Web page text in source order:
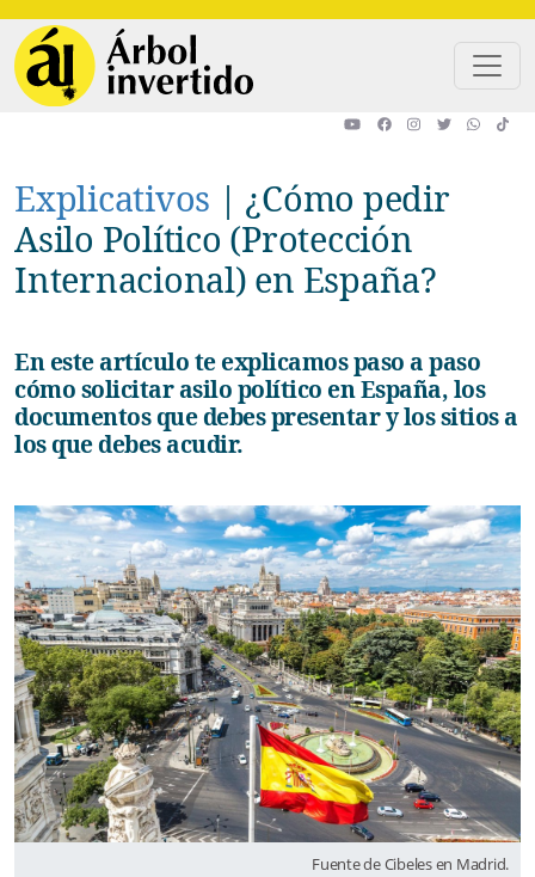
Explicativos | ¿Cómo pedir
Asilo Político (Protección
Internacional) en España?
En este artículo te explicamos paso a paso
cómo solicitar asilo político en España, los
documentos que debes presentar y los sitios a
los que debes acudir.
Fuente de Cibeles en Madrid.